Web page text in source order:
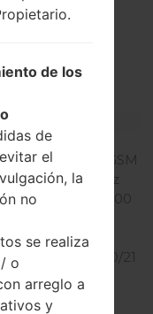
820
hasta 256 GB
SIM
1900 MHz, GSM
1800/1900 MHz
1700/1900/2100
1700/1800/1900/21
2500
de los
de
el
la
no
se realiza
o
arreglo a
y